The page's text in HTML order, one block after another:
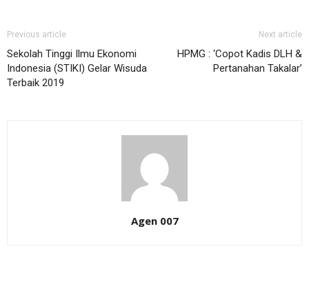
Previous article
Sekolah Tinggi Ilmu Ekonomi
Indonesia (STIKI) Gelar Wisuda
Terbaik 2019
Next article
HPMG : ‘Copot Kadis DLH &
Pertanahan Takalar’
Agen 007